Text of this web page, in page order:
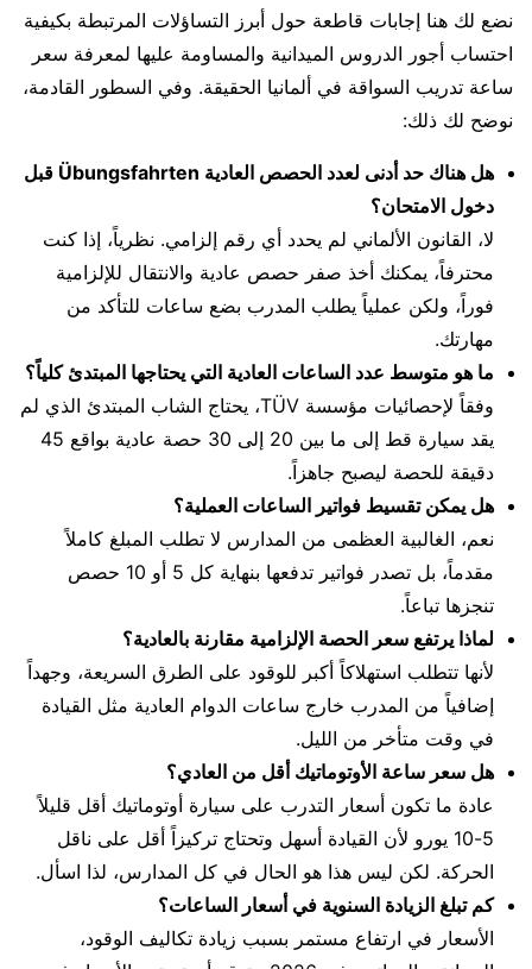
نضع لك هنا إجابات قاطعة حول أبرز التساؤلات المرتبطة بكيفية
احتساب أجور الدروس الميدانية والمساومة عليها لمعرفة سعر
ساعة تدريب السواقة في ألمانيا الحقيقة. وفي السطور القادمة،
نوضح لك ذلك:
هل هناك حد أدنى لعدد الحصص العادية Übungsfahrten قبل
دخول الامتحان؟
لا، القانون الألماني لم يحدد أي رقم إلزامي. نظرياً، إذا كنت
محترفاً، يمكنك أخذ صفر حصص عادية والانتقال للإلزامية
فوراً، ولكن عملياً يطلب المدرب بضع ساعات للتأكد من
مهارتك.
ما هو متوسط عدد الساعات العادية التي يحتاجها المبتدئ كلياً؟
وفقاً لإحصائيات مؤسسة TÜV، يحتاج الشاب المبتدئ الذي لم
يقد سيارة قط إلى ما بين 20 إلى 30 حصة عادية بواقع 45
دقيقة للحصة ليصبح جاهزاً.
هل يمكن تقسيط فواتير الساعات العملية؟
نعم، الغالبية العظمى من المدارس لا تطلب المبلغ كاملاً
مقدماً، بل تصدر فواتير تدفعها بنهاية كل 5 أو 10 حصص
تنجزها تباعاً.
لماذا يرتفع سعر الحصة الإلزامية مقارنة بالعادية؟
لأنها تتطلب استهلاكاً أكبر للوقود على الطرق السريعة، وجهداً
إضافياً من المدرب خارج ساعات الدوام العادية مثل القيادة
في وقت متأخر من الليل.
هل سعر ساعة الأوتوماتيك أقل من العادي؟
عادة ما تكون أسعار التدرب على سيارة أوتوماتيك أقل قليلاً
5-10 يورو لأن القيادة أسهل وتحتاج تركيزاً أقل على ناقل
الحركة. لكن ليس هذا هو الحال في كل المدارس، لذا اسأل.
كم تبلغ الزيادة السنوية في أسعار الساعات؟
الأسعار في ارتفاع مستمر بسبب زيادة تكاليف الوقود،